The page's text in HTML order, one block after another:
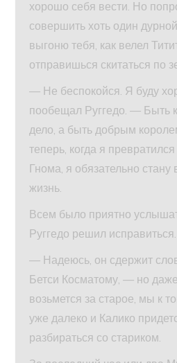
хорошо себя вести. Но
совершить хоть один
выгоню тебя, как велел
отправишься скитаться по
— Не беспокойся. Я буду
пообещал Руггедо. — Быть
дело, а быть добрым
теперь, когда я
Гнома, я обязательно
жизнь.
Всем было приятно
Руггедо решил исправиться.
— Надеюсь, он сдержит
Бетси Косматому, — но
возьмется за старое, мы к
уже далеко и Калико
разбираться со стариком.